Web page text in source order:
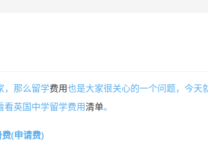
，那么留学费用也是大家很关心的一个问题，今天
看英国中学留学费用清单。
(申请费)